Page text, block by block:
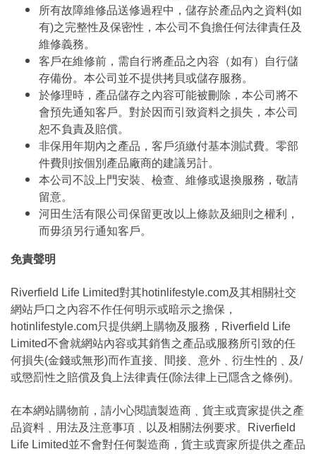
所有故障維修品送修過程中，儲存於產品內之資料(如
有)之完整性及保密性，本公司不負擔任何法律責任及
維修義務。
客戶在維修前，需自行將產品之內容（如有）自行儲
存備份。本公司並不提供拷貝或儲存服務。
於修理時，產品儲存之內容可能被刪除，本公司將不
會預先通知客戶。對於因而引致資料之損失，本公司
恕不負責及賠償。
非保用年期內之產品，客戶須繳付基本測試費。零部
件費則按個別產品廠商的建議另計。
本公司不設上門安裝、檢查、維修或退換服務，敬請
留意。
河田生活有限公司保留更改以上條款及細則之權利，
而毋須另行通知客戶。
免責聲明
Riverfield Life Limited對其hotinlifestyle.com及其相關社交
網站戶口之內容不作任何明示或暗示之擔保，
hotinlifestyle.com只提供網上購物及服務，Riverfield Life
Limited不會就網站內容或其銷售之產品或服務所引致的任
何損失(金錢或無形)而作直接、間接、意外﹑衍生性的﹑及/
或懲罰性之賠償及負上法律責任(除法律上已隱含之條例)。
在本網站購物前，請小心閱讀製造商﹑貨主或賣家提供之產
品資料﹑用法及注意事項﹑以及相關法例要求。Riverfield
Life Limited並不會對任何製造商，貨主或賣家所提供之產品